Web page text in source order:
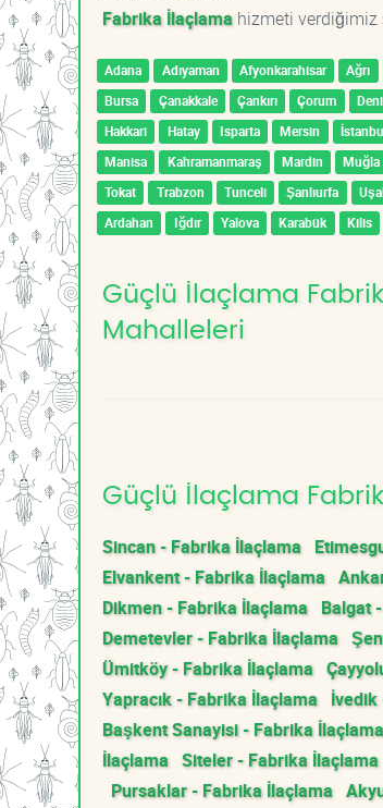
Fabrika İlaçlama hizmeti verdiğimiz
Adana Adıyaman Afyonkarahisar Ağrı
Bursa
Çanakkale Çankırı Çorum
Hakkari
Hatay Isparta Mersin
Manisa
Kahramanmaraş Mardin Muğla
Tokat
Trabzon Tunceli Şanlıurfa
Ardahan
Iğdır Yalova Karabük Kilis
Güçlü İlaçlama
Mahalleleri
Güçlü İlaçlama
Sincan - Fabrika İlaçlama
Elvankent - Fabrika İlaçlama
Dikmen - Fabrika İlaçlama Balgat
Demetevler - Fabrika İlaçlama
Ümitköy - Fabrika İlaçlama
Yapracık - Fabrika İlaçlama İvedik
Başkent Sanayisi - Fabrika İlaçlama
İlaçlama Siteler - Fabrika İlaçlama
Pursaklar - Fabrika İlaçlama